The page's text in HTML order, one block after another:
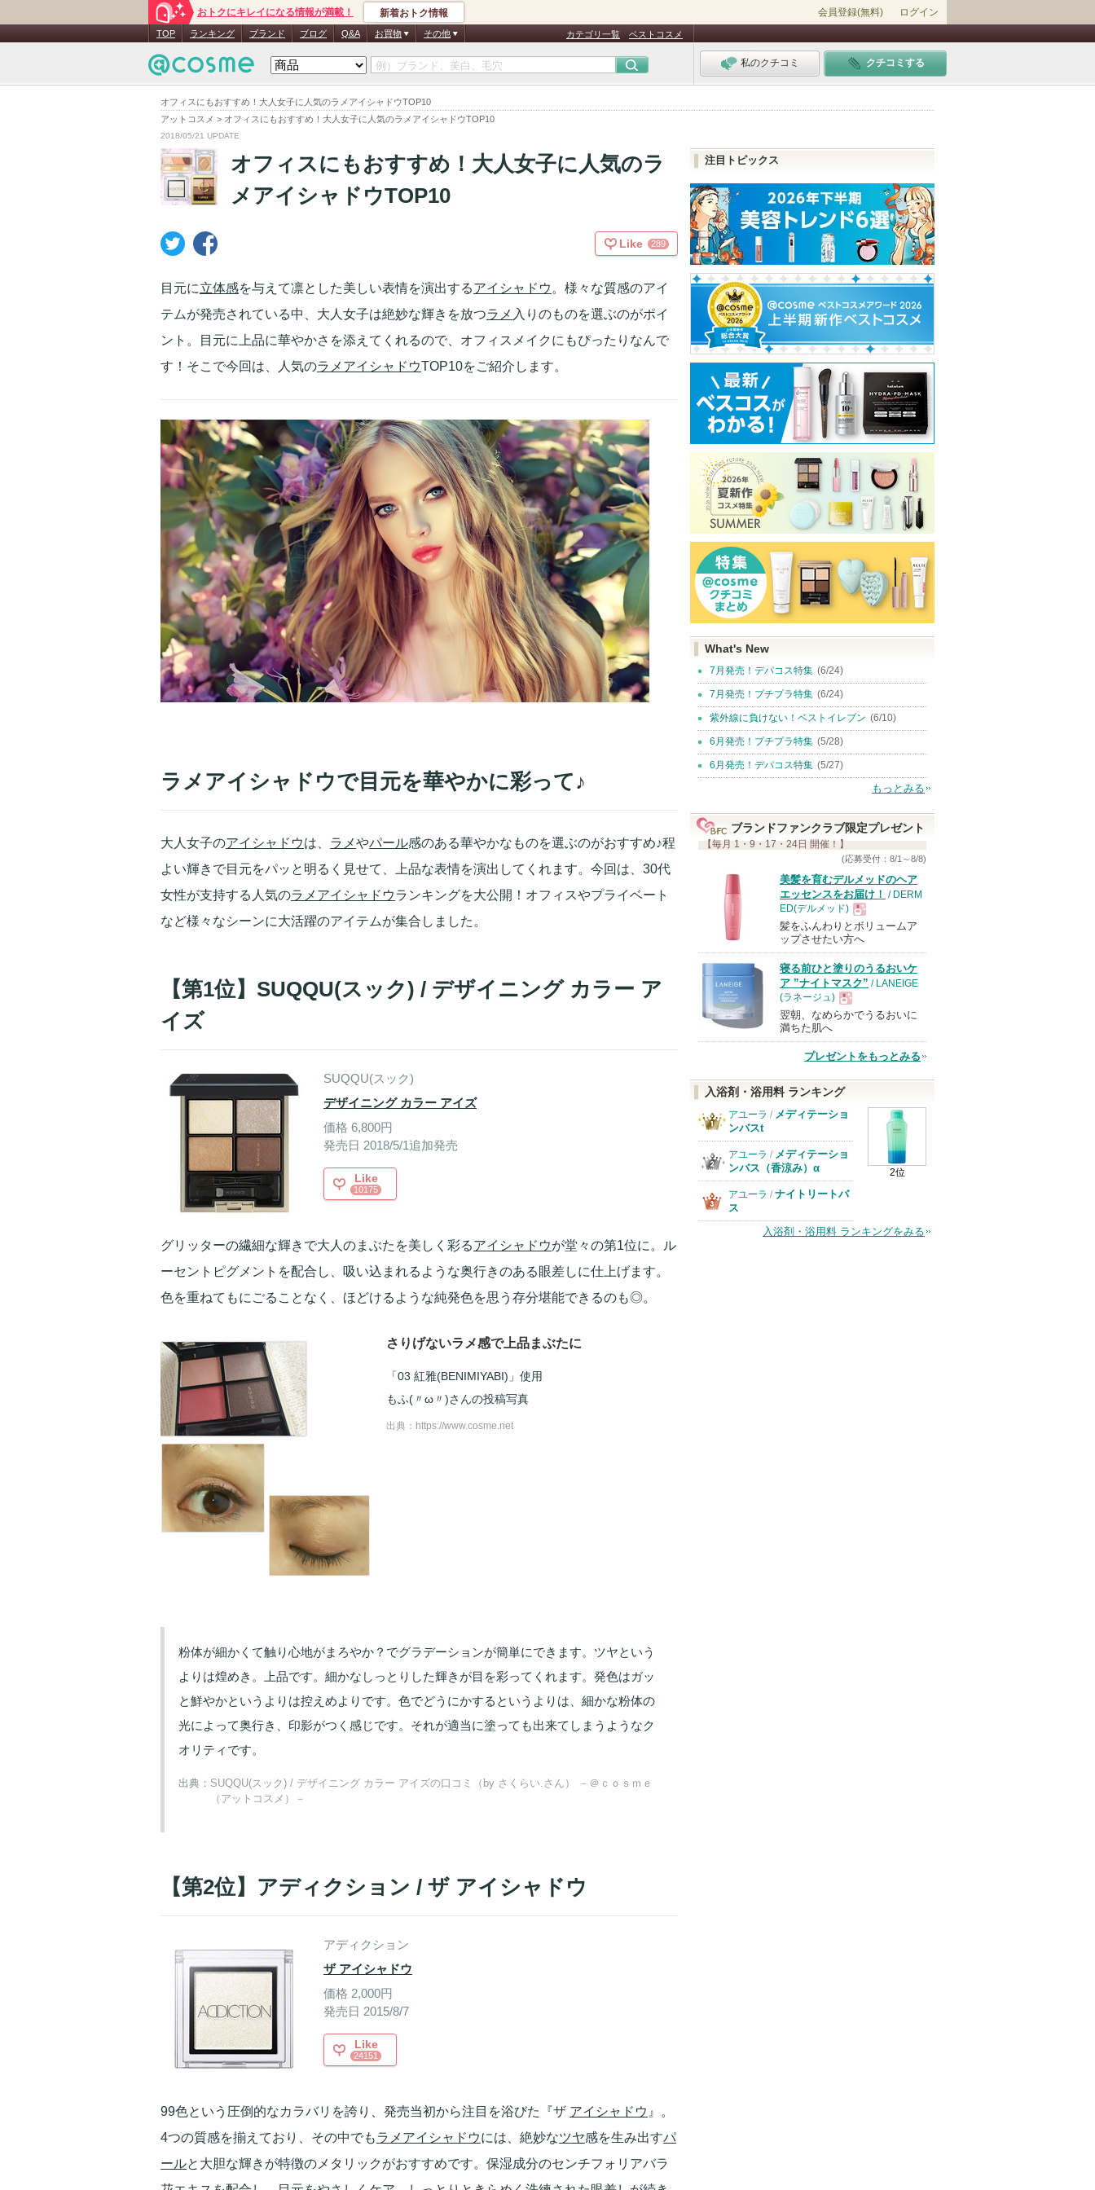
オフィスにもおすすめ！大人女子に人気のラメアイシャドウTOP10
アットコスメ > オフィスにもおすすめ！大人女子に人気のラメアイシャドウTOP10
おトクにキレイになる情報が満載！ 新着おトク情報 会員登録(無料) ログイン
TOP ランキング ブランド ブログ Q&A お買物 その他 カテゴリ一覧 ベストコスメ
私のクチコミ クチコミする
2018/05/21 UPDATE
オフィスにもおすすめ！大人女子に人気のラ
メアイシャドウTOP10
Like 289
目元に立体感を与えて凛とした美しい表情を演出するアイシャドウ 。様々な質感のアイ
テムが発売されている中、大人女子は絶妙な輝きを放つラメ 入りのものを選ぶのがポイ
ント。目元に上品に華やかさを添えてくれるので、オフィスメイクにもぴったりなんで
す！そこで今回は、人気のラメ アイシャドウTOP10をご紹介します。
ラメアイシャドウで目元を華やかに彩って♪
大人女子のアイシャドウは、 ラメやパール感のある華やかなものを選ぶのがおすすめ♪程
よい輝きで目元をパッと明るく見せて、上品な表情を演出してくれます。今回は、30代
女性が支持する人気のラメ アイシャドウランキングを大公開！オフィスやプライベート
など様々なシーンに大活躍のアイテムが集合しました。
【第1位】SUQQU(スック) / デザイニング カラー ア
イズ
SUQQU(スック)
デザイニング カラー アイズ
価格 6,800円
発売日 2018/5/1追加発売
Like
10175
グリッターの繊細な輝きで大人のまぶたを美しく彩るアイシャドウが堂々の第1位に。ル
ーセントピグメントを配合し、吸い込まれるような奥行きのある眼差しに仕上げます。
色を重ねてもにごることなく、ほどけるような純発色を思う存分堪能できるのも◎。
さりげないラメ感で上品まぶたに
「03 紅雅(BENIMIYABI)」使用
もふ(〃ω〃)さんの投稿写真
出典： https://www.cosme.net
粉体が細かくて触り心地がまろやか？でグラデーションが簡単にできます。ツヤという
よりは煌めき。上品です。細かなしっとりした輝きが目を彩ってくれます。発色はガッ
と鮮やかというよりは控えめよりです。色でどうにかするというよりは、細かな粉体の
光によって奥行き、印影がつく感じです。それが適当に塗っても出来てしまうようなク
オリティです。
出典： SUQQU(スック) / デザイニング カラー アイズの口コミ（by さくらい.さん） －＠ｃｏｓｍｅ
（アットコスメ）－
【第2位】アディクション / ザ アイシャドウ
アディクション
ザ アイシャドウ
価格 2,000円
発売日 2015/8/7
Like
24151
99色という圧倒的なカラバリを誇り、発売当初から注目を浴びた『ザ アイシャドウ 』。
4つの質感を揃えており、その中でもラメ アイシャドウには、絶妙なツヤ感を生み出すパ
ールと大胆な輝きが特徴のメタリックがおすすめです。保湿成分のセンチフォリアバラ
注目トピックス
What's New
7月発売！デパコス特集 (6/24)
7月発売！プチプラ特集 (6/24)
紫外線に負けない！ベストイレブン (6/10)
6月発売！プチプラ特集 (5/28)
6月発売！デパコス特集 (5/27)
もっとみる
ブランドファンクラブ限定プレゼント
【毎月 1・9・17・24日 開催！】
(応募受付：8/1～8/8)
美髪を育むデルメッドのヘア
エッセンスをお届け！ / DERM
ED(デルメッド)
現
品
髪をふんわりとボリュームア
ップさせたい方へ
寝る前ひと塗りのうるおいケ
ア ”ナイトマスク” / LANEIGE
(ラネージュ)
現
品
翌朝、なめらかでうるおいに
満ちた肌へ
プレゼントをもっとみる
入浴剤・浴用料 ランキング
2位
アユーラ / メディテーショ
ンバスt
アユーラ / メディテーショ
ンバス（香涼み）α
アユーラ / ナイトリートバ
ス
入浴剤・浴用料 ランキングをみる